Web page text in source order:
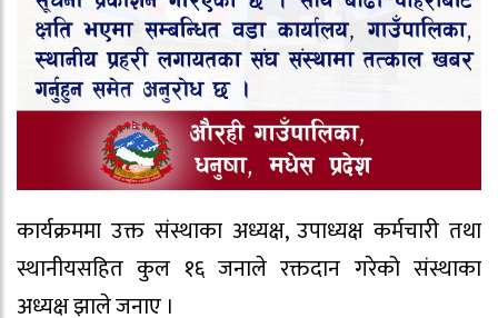
कार्यक्रममा उक्त संस्थाका अध्यक्ष, उपाध्यक्ष कर्मचारी तथा
स्थानीयसहित कुल १६ जनाले रक्तदान गरेको संस्थाका
अध्यक्ष झाले जनाए ।